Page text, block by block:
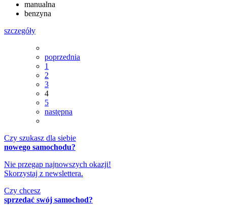
manualna
benzyna
szczegóły
poprzednia
1
2
3
4
5
następna
Czy szukasz dla siebie
nowego samochodu?
Nie przegap najnowszych okazji!
Skorzystaj z newslettera.
Czy chcesz
sprzedać swój samochod?